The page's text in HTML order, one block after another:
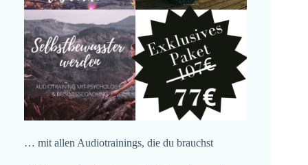
… mit allen Audiotrainings, die du brauchst